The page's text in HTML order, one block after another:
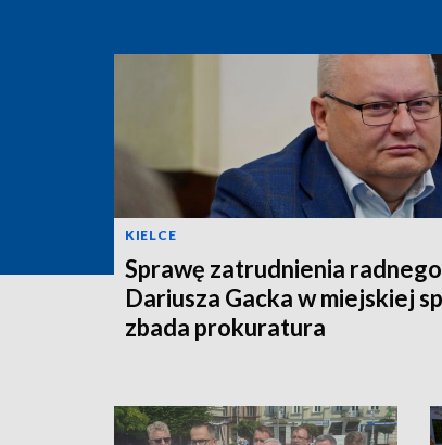
KIELCE
Sprawę zatrudnienia radnego
Dariusza Gacka w miejskiej
zbada prokuratura